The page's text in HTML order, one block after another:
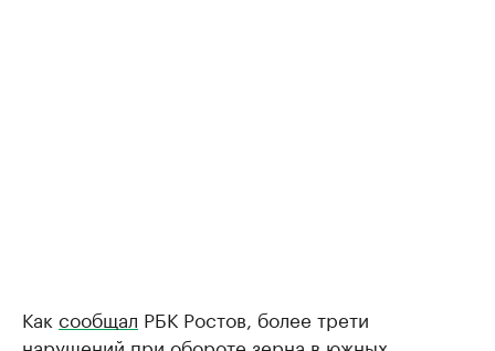
Как сообщал РБК Ростов, более трети